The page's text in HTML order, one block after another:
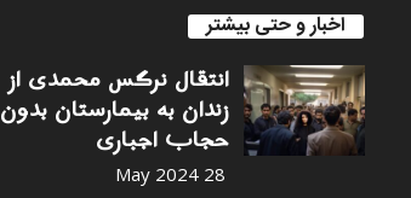
اخبار و حتی بیشتر
انتقال نرگس محمدی از
زندان به بیمارستان بدون
حجاب اجباری
28 May 2024